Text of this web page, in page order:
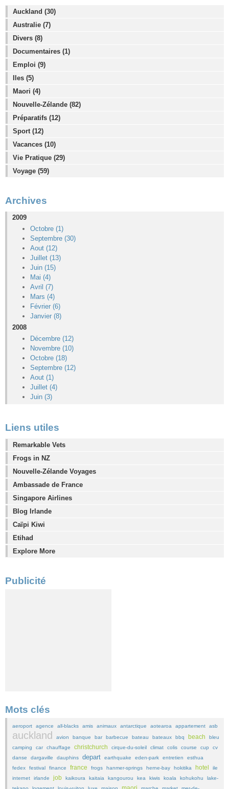
Auckland (30)
Australie (7)
Divers (8)
Documentaires (1)
Emploi (9)
Iles (5)
Maori (4)
Nouvelle-Zélande (82)
Préparatifs (12)
Sport (12)
Vacances (10)
Vie Pratique (29)
Voyage (59)
Archives
2009
Octobre (1)
Septembre (30)
Aout (12)
Juillet (13)
Juin (15)
Mai (4)
Avril (7)
Mars (4)
Février (6)
Janvier (8)
2008
Décembre (12)
Novembre (10)
Octobre (18)
Septembre (12)
Aout (1)
Juillet (4)
Juin (3)
Liens utiles
Remarkable Vets
Frogs in NZ
Nouvelle-Zélande Voyages
Ambassade de France
Singapore Airlines
Blog Irlande
Caïpi Kiwi
Etihad
Explore More
Publicité
Mots clés
aeroport agence all-blacks amis animaux antarctique aotearoa appartement asb
auckland avion banque bar barbecue bateau bateaux bbq beach
bleu
camping
car chauffage christchurch cirque-du-soleil climat colis course cup
cv
danse
dargaville dauphins depart earthquake eden-park entretien
esthua
fedex
festival finance france frogs hanmer-springs herne-bay hokitika hotel
ile
internet
irlande job kaikoura kaitaia kangourou kea kiwis koala kohukohu
lake-